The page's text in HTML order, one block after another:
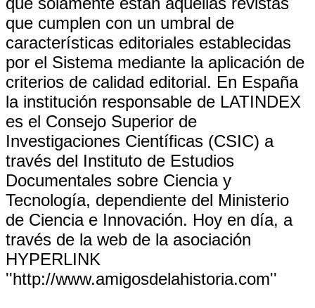
que cumplen con un umbral de
características editoriales establecidas
por el Sistema mediante la aplicación de
criterios de calidad editorial. En España
la institución responsable de LATINDEX
es el Consejo Superior de
Investigaciones Científicas (CSIC) a
través del Instituto de Estudios
Documentales sobre Ciencia y
Tecnología, dependiente del Ministerio
de Ciencia e Innovación. Hoy en día, a
través de la web de la asociación
HYPERLINK
''http://www.amigosdelahistoria.com''